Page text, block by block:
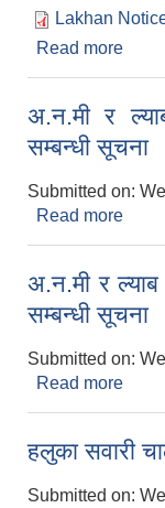
Lakhan
Read more
अ.न.मी र
सम्बन्धी सूचना
Submitted on:
Read more
अ.न.मी र
सम्बन्धी सूचना
Submitted on:
Read more
हलुका सवारी
Submitted on: